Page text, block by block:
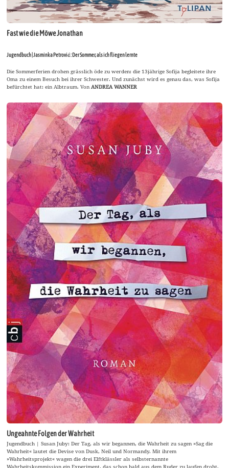
Fast wie die Möwe Jonathan
Jugendbuch | Jasminka Petrović: Der Sommer, als ich fliegen lernte
Die Sommerferien drohen grässlich öde zu werden: die 13jährige Sofija begleitete ihre
Oma zu einem Besuch bei ihrer Schwester. Und zunächst wird es genau das, was Sofija
befürchtet hat: ein Albtraum. VonANDREA WANNER
Ungeahnte Folgen der Wahrheit
Jugendbuch | Susan Juby: Der Tag, als wir begannen, die Wahrheit zu sagen »Sag die
Wahrheit« lautet die Devise von Dusk, Neil und Normandy. Mit ihrem
»Wahrheitsprojekt« wagen die drei Elftklässler als selbsternannte
Wahrheitskommission ein Experiment, das schon bald aus dem Ruder zu laufen droht.